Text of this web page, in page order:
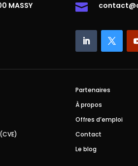
MASSY 
Partenaires
À propos
Offres d’emploi
Contact
Le blog